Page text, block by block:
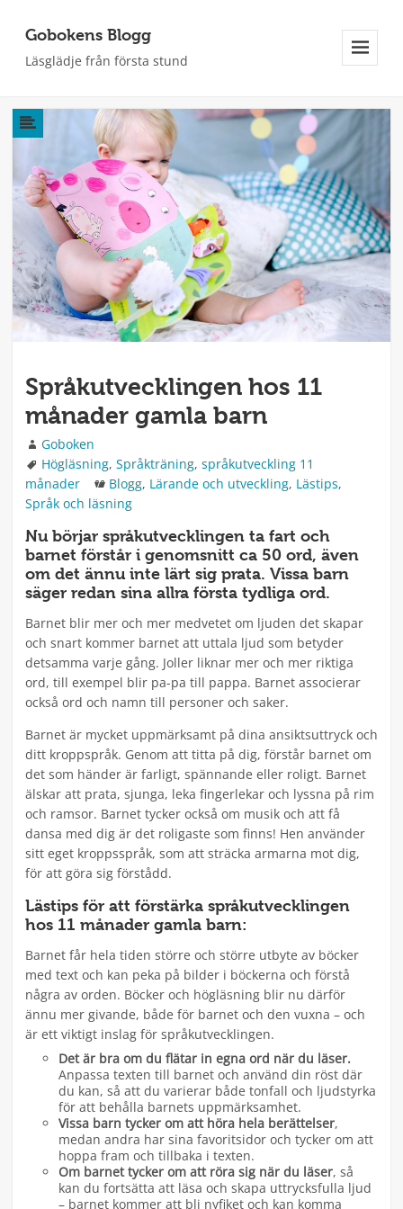
Gobokens Blogg
Läsglädje från första stund
Widgets
Språkutvecklingen hos 11
månader gamla barn
Författare
Goboken
Taggar
Högläsning, Språkträning, språkutveckling 11
månader
Kategorier
Blogg, Lärande och utveckling, Lästips,
Språk och läsning
Nu börjar språkutvecklingen ta fart och
barnet förstår i genomsnitt ca 50 ord, även
om det ännu inte lärt sig prata. Vissa barn
säger redan sina allra första tydliga ord.
Barnet blir mer och mer medvetet om ljuden det skapar
och snart kommer barnet att uttala ljud som betyder
detsamma varje gång. Joller liknar mer och mer riktiga
ord, till exempel blir pa-pa till pappa. Barnet associerar
också ord och namn till personer och saker.
Barnet är mycket uppmärksamt på dina ansiktsuttryck och
ditt kroppspråk. Genom att titta på dig, förstår barnet om
det som händer är farligt, spännande eller roligt. Barnet
älskar att prata, sjunga, leka fingerlekar och lyssna på rim
och ramsor. Barnet tycker också om musik och att få
dansa med dig är det roligaste som finns! Hen använder
sitt eget kroppsspråk, som att sträcka armarna mot dig,
för att göra sig förstådd.
Lästips för att förstärka språkutvecklingen
hos 11 månader gamla barn:
Barnet får hela tiden större och större utbyte av böcker
med text och kan peka på bilder i böckerna och förstå
några av orden. Böcker och högläsning blir nu därför
ännu mer givande, både för barnet och den vuxna – och
är ett viktigt inslag för språkutvecklingen.
Det är bra om du flätar in egna ord när du läser.
Anpassa texten till barnet och använd din röst där
du kan, så att du varierar både tonfall och ljudstyrka
för att behålla barnets uppmärksamhet.
Vissa barn tycker om att höra hela berättelser,
medan andra har sina favoritsidor och tycker om att
hoppa fram och tillbaka i texten.
Om barnet tycker om att röra sig när du läser, så
kan du fortsätta att läsa och skapa uttrycksfulla ljud
– barnet kommer att bli nyfiket och kan komma